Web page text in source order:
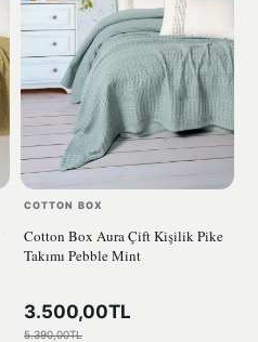
COTTON BOX
Cotton Box Aura Çift Kişilik Pike
Takımı Pebble Mint
3.500,00TL
5.390,00TL